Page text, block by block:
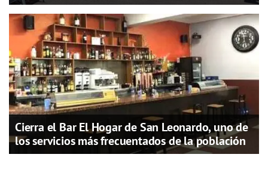
Cierra el Bar El Hogar de San Leonardo, uno de
los servicios más frecuentados de la población